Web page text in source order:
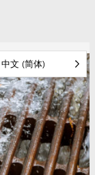
中文 (简体)